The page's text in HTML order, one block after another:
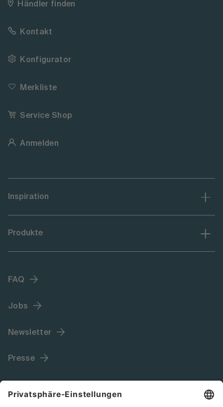
Händler finden
Kontakt
Konfigurator
Merkliste
Service Shop
Anmelden
Inspiration
Produkte
FAQ
Jobs
Newsletter
Presse